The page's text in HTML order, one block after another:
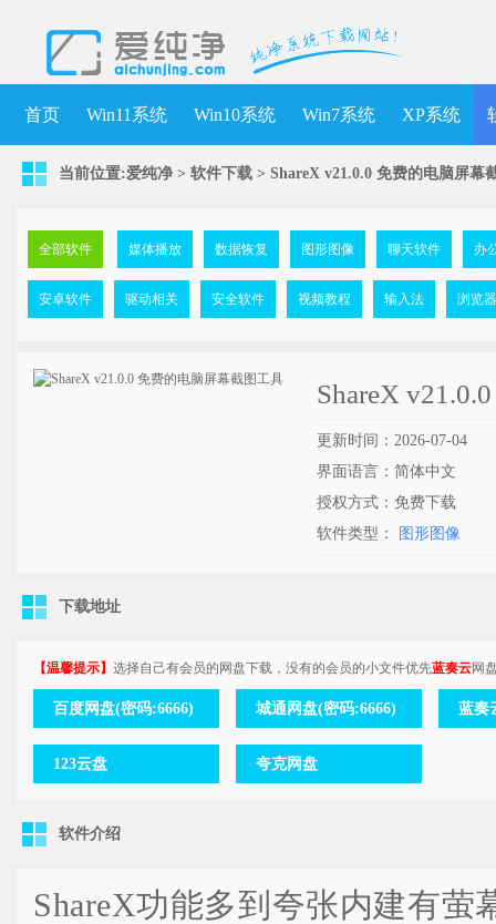
首页 Win11系统 Win10系统 Win7系统 XP系统
当前位置:爱纯净 > 软件下载 > ShareX v21.0.0 免费的电脑屏幕
全部软件 媒体播放 数据恢复 图形图像 聊天软件 办
安卓软件 驱动相关 安全软件 视频教程 输入法 浏览器
ShareX
更新时间：2026-07-04
界面语言：简体中文
授权方式：免费下载
软件类型：
图形图像
下载地址
【温馨提示】 选择自己有会员的网盘下载，没有的会员的小文件优先蓝奏云网
百度网盘(密码:6666) 城通网盘(密码:6666) 蓝奏
123云盘 夸克网盘
软件介绍
ShareX功能多到夸张内建有萤